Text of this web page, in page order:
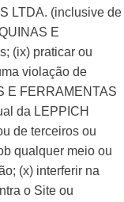
LTDA. (inclusive de
E
(ix) praticar ou
violação de
E FERRAMENTAS
da LEPPICH
de terceiros ou
qualquer meio ou
(x) interferir na
o Site ou